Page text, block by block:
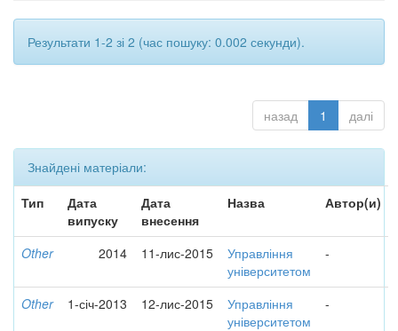
Результати 1-2 зі 2 (час пошуку: 0.002 секунди).
назад 1 далі
Знайдені матеріали:
Тип
Дата
випуску
Дата
внесення
Назва Автор(и)
Other 2014 11-лис-2015
Управління
університетом
-
Other 1-січ-2013 12-лис-2015
Управління
університетом
-